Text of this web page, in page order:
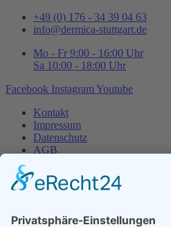
+49 (0) 176 - 34 39 04 63
info@dermica-stuttgart.de
Mo - Fr 9:00 - 16:00 Uhr
Sa 10:00 - 18:00 Uhr
Facebook Instagram Youtube
Kontakt
Impressum
Datenschutz
AGB